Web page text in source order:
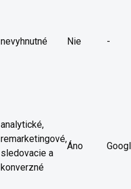
nevyhnutné Nie -
analytické,
remarketingové,
sledovacie a
konverzné
Áno